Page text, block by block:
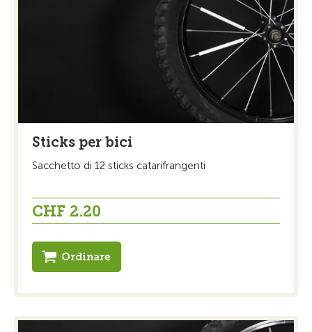
Sticks per bici
Sacchetto di 12 sticks catarifrangenti
CHF 2.20
Ordinare